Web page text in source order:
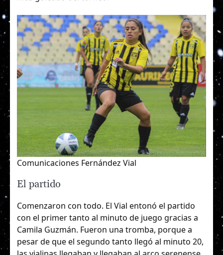
Comunicaciones Fernández Vial
El partido
Comenzaron con todo. El Vial entonó el partido
con el primer tanto al minuto de juego gracias a
Camila Guzmán. Fueron una tromba, porque a
pesar de que el segundo tanto llegó al minuto 20,